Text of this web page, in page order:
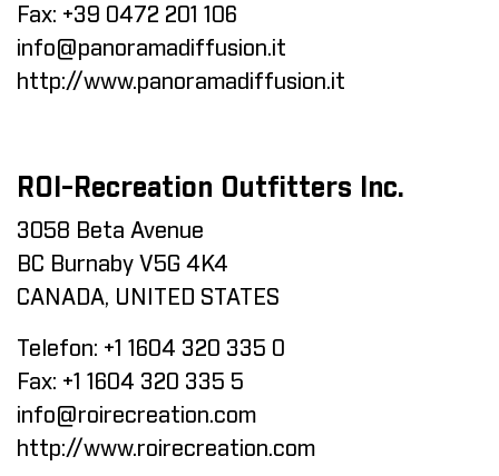
Fax: +39 0472 201 106
info@panoramadiffusion.it
http://www.panoramadiffusion.it
ROI-Recreation Outfitters Inc.
3058 Beta Avenue
BC Burnaby V5G 4K4
CANADA, UNITED STATES
Telefon: +1 1604 320 335 0
Fax: +1 1604 320 335 5
info@roirecreation.com
http://www.roirecreation.com